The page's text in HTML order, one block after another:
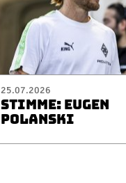
25.07.2026
STIMME: EUGEN
POLANSKI